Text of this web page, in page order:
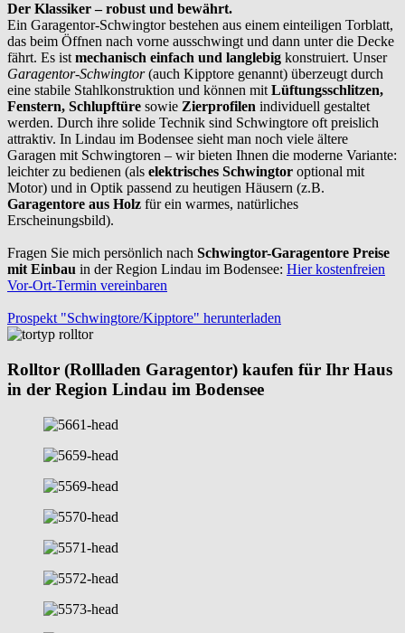
Der Klassiker – robust und bewährt.
Ein Garagentor-Schwingtor bestehen aus einem einteiligen Torblatt,
das beim Öffnen nach vorne ausschwingt und dann unter die Decke
fährt. Es istmechanisch einfach und langlebig konstruiert. Unser
Garagentor-Schwingtor(auch Kipptore genannt) überzeugt durch
eine stabile Stahlkonstruktion und können mitLüftungsschlitzen,
Fenstern, Schlupftüre sowie Zierprofilen individuell gestaltet
werden. Durch ihre solide Technik sind Schwingtore oft preislich
attraktiv. In Lindau im Bodensee sieht man noch viele ältere
Garagen mit Schwingtoren – wir bieten Ihnen die moderne Variante:
leichter zu bedienen (als elektrisches Schwingtor optional mit
Motor) und in Optik passend zu heutigen Häusern (z.B.
Garagentore aus Holz für ein warmes, natürliches
Erscheinungsbild).
Fragen Sie mich persönlich nach Schwingtor-Garagentore Preise
mit Einbau in der Region Lindau im Bodensee: Hier kostenfreien
Vor-Ort-Termin vereinbaren
Prospekt "Schwingtore/Kipptore" herunterladen
Rolltor (Rollladen Garagentor) kaufen für Ihr Haus
in der Region Lindau im Bodensee